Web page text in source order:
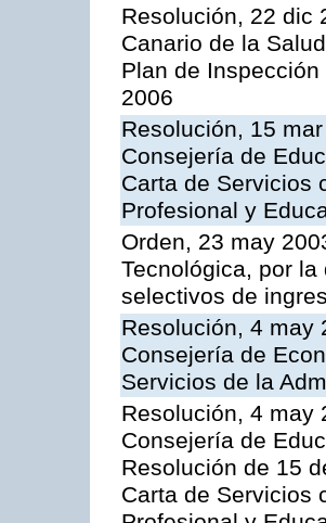
Resolución, 22 dic
Canario de la
Plan de
2006
Resolución, 15
Consejería de
Carta de Servicios
Profesional y
Orden, 23 may
Tecnológica, por
selectivos de
Resolución, 4 may
Consejería de
Servicios de la
Resolución, 4 may
Consejería de
Resolución de 15
Carta de Servicios